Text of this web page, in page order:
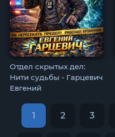
Отдел скрытых дел:
Нити судьбы - Гарцевич
Евгений
1 2 3